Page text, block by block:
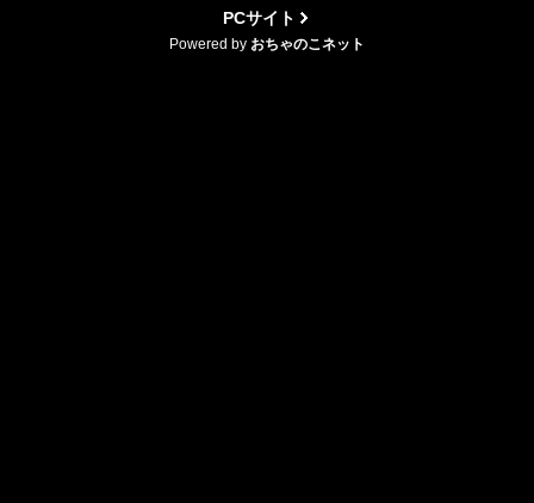
PCサイト
Powered by おちゃのこネット